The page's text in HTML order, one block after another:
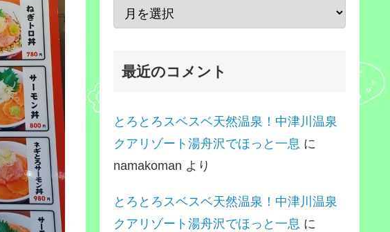
最近のコメント
とろとろスベスベ天然温泉！中津川温泉
クアリゾート湯舟沢でほっと一息 に
namakoman より
とろとろスベスベ天然温泉！中津川温泉
クアリゾート湯舟沢でほっと一息 に